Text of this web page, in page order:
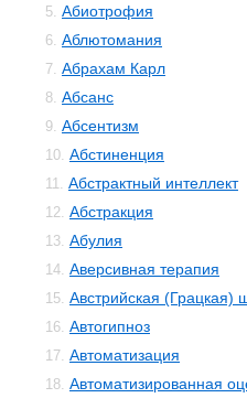
5. Абиотрофия
6. Аблютомания
7. Абрахам Карл
8. Абсанс
9. Абсентизм
10. Абстиненция
11. Абстрактный интеллект
12. Абстракция
13. Абулия
14. Аверсивная терапия
15. Австрийская (Грацкая)
16. Автогипноз
17. Автоматизация
18. Автоматизированная